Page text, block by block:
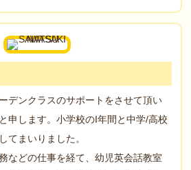
デンクラスのサポートをさせて頂い
申します。小学校のI年間と中学/高校
てまいりました。
などの仕事を経て、幼児英会話教室